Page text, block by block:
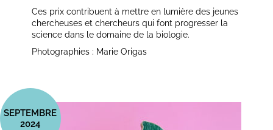
Ces prix contribuent à mettre en lumière des jeunes
chercheuses et chercheurs qui font progresser la
science dans le domaine de la biologie. ‍ ‍
Photographies : Marie Origas
SEPTEMBRE
2024